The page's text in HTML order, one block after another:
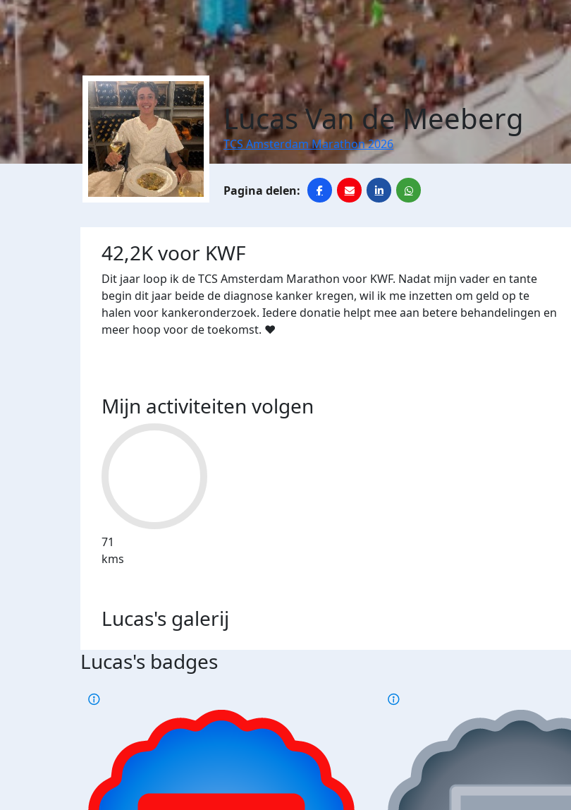
Lucas Van de Meeberg
TCS Amsterdam Marathon 2026
42,2K voor KWF
Dit jaar loop ik de TCS Amsterdam Marathon voor KWF. Nadat mijn vader en tante
begin dit jaar beide de diagnose kanker kregen, wil ik me inzetten om geld op te
halen voor kankeronderzoek. Iedere donatie helpt mee aan betere behandelingen en
meer hoop voor de toekomst. ❤️
Mijn activiteiten volgen
71
kms
Lucas's galerij
Lucas's badges